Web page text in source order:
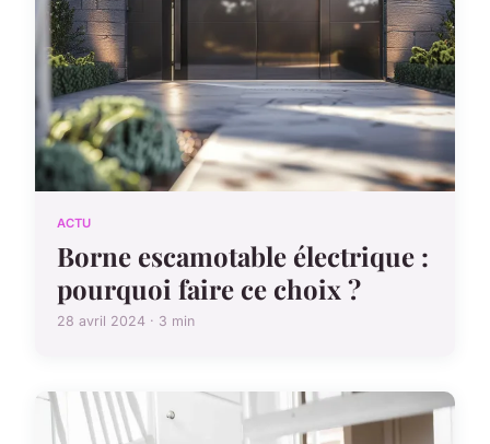
ACTU
Borne escamotable électrique :
pourquoi faire ce choix ?
28 avril 2024 · 3 min